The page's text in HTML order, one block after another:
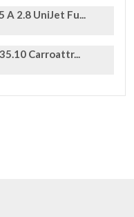
A 2.8 UniJet Fu...
Carroattr...